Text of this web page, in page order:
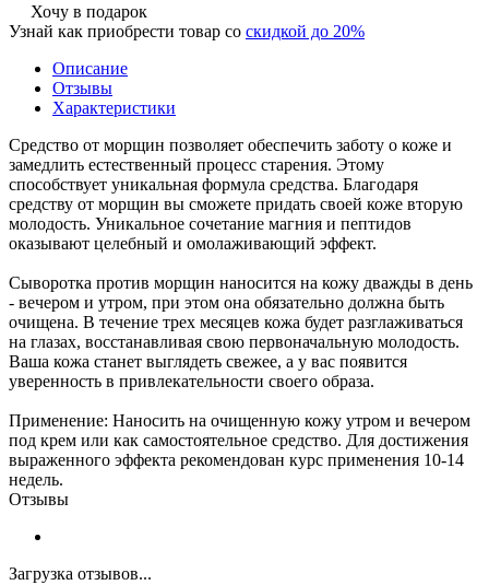
Хочу в подарок
Узнай как приобрести товар со скидкой до 20%
Описание
Отзывы
Характеристики
Средство от морщин позволяет обеспечить заботу о коже и
замедлить естественный процесс старения. Этому
способствует уникальная формула средства. Благодаря
средству от морщин вы сможете придать своей коже вторую
молодость. Уникальное сочетание магния и пептидов
оказывают целебный и омолаживающий эффект.
Сыворотка против морщин наносится на кожу дважды в день
- вечером и утром, при этом она обязательно должна быть
очищена. В течение трех месяцев кожа будет разглаживаться
на глазах, восстанавливая свою первоначальную молодость.
Ваша кожа станет выглядеть свежее, а у вас появится
уверенность в привлекательности своего образа.
Применение: Наносить на очищенную кожу утром и вечером
под крем или как самостоятельное средство. Для достижения
выраженного эффекта рекомендован курс применения 10-14
недель.
Отзывы
Загрузка отзывов...